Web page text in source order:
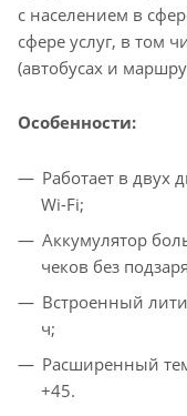
с населением в
сфере услуг, в том
(автобусах и
Особенности:
Работает в двух
Wi-Fi;
Аккумулятор
чеков без
Встроенный
ч;
Расширенный
+45.